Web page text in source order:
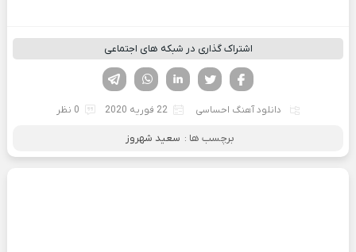
اشتراک گذاری در شبکه های اجتماعی
لینکدین تویتر
فیسوک
دانلود آهنگ احساسی 22 فوریه 2020 0 نظر
برچسب ها : سعید شهروز